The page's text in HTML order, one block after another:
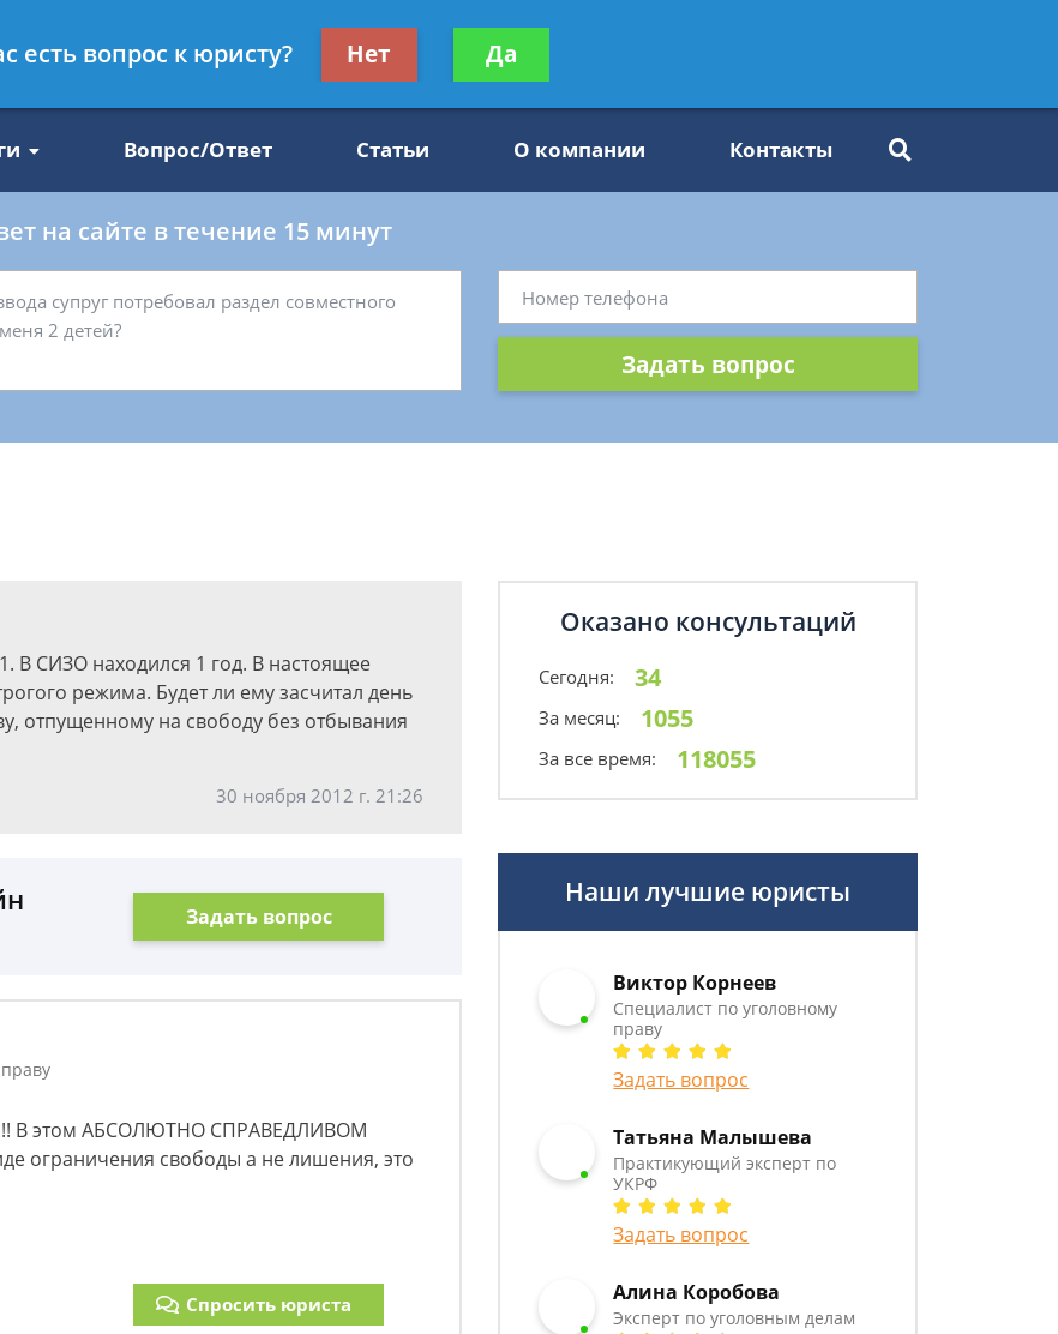
Получите консультацию
бесплатно
Вопрос/Ответ Статьи О компании Контакты
на сайте в течение 15 минут
Задать вопрос
В СИЗО находился 1 год. В настоящее
режима. Будет ли ему засчитал день
отпущенному на свободу без отбывания
30 ноября 2012 г. 21:26
Задать вопрос
В этом АБСОЛЮТНО СПРАВЕДЛИВОМ
ограничения свободы а не лишения, это
Спросить юриста
Оказано консультаций
Сегодня: 34
За месяц: 1055
За все время: 118055
Наши лучшие юристы
Виктор Корнеев
Cпециалист по уголовному
праву
Задать вопрос
Татьяна Малышева
Практикующий эксперт по
УКРФ
Задать вопрос
Алина Коробова
Эксперт по уголовным делам
есть вопрос к юристу? Нет Да